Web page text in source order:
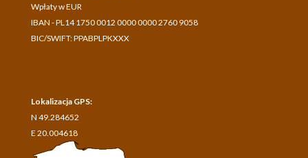
Wpłaty w EUR
IBAN - PL14 1750 0012 0000 0000 2760 9058
BIC/SWIFT: PPABPLPKXXX
Lokalizacja GPS:
N 49.284652
E 20.004618